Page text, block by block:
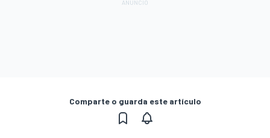
Comparte o guarda este artículo